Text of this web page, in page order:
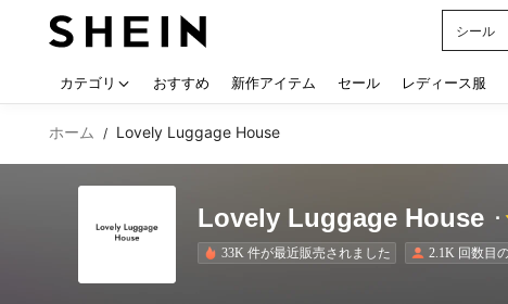
シール
カテゴリ おすすめ 新作アイテム セール レディース服
ホーム / Lovely Luggage House
Lovely Luggage House
33K 件が最近販売されました 2.1K 回数目